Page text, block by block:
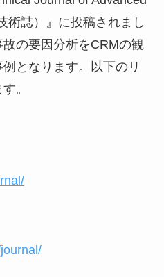
術誌）』に投稿されまし
の要因分析をCRMの観
となります。以下のリ
。